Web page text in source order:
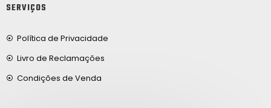
SERVIÇOS
Política de Privacidade
Livro de Reclamações
Condições de Venda